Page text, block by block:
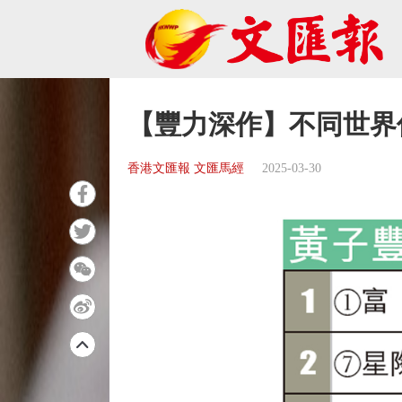
【豐力深作】不同世
香港文匯報 文匯馬經 2025-03-30